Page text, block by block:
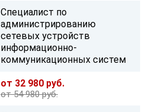
Специалист по
администрированию
сетевых устройств
информационно-
коммуникационных систем
от 32 980 руб.
от 54 980 руб.